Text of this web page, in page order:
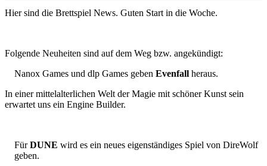
Hier sind die Brettspiel News. Guten Start in die Woche.
Folgende Neuheiten sind auf dem Weg bzw. angekündigt:
Nanox Games und dlp Games geben Evenfall heraus.
In einer mittelalterlichen Welt der Magie mit schöner Kunst sein
erwartet uns ein Engine Builder.
FürDUNE wird es ein neues eigenständiges Spiel von DireWolf
geben.